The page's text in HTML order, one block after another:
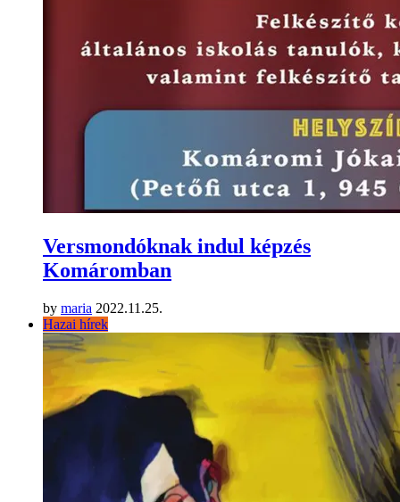
Versmondóknak indul képzés
Komáromban
by maria 2022.11.25.
Hazai hírek